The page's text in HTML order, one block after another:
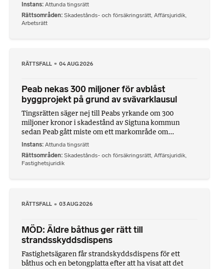
Instans Attunda tingsrätt
Rättsområden Skadestånds- och försäkringsrätt Affärsjuridik
Arbetsrätt
RÄTTSFALL 04 AUG 2026
Peab nekas 300 miljoner för avblåst
byggprojekt på grund av svävarklausul
Tingsrätten säger nej till Peabs yrkande om 300
miljoner kronor i skadestånd av Sigtuna kommun
sedan Peab gått miste om ett markområde om...
Instans Attunda tingsrätt
Rättsområden Skadestånds- och försäkringsrätt, Affärsjuridik,
Fastighetsjuridik
RÄTTSFALL 03 AUG 2026
MÖD: Äldre båthus ger rätt till
strandsskyddsdispens
Fastighetsägaren får strandskyddsdispens för ett
båthus och en betongplatta efter att ha visat att det